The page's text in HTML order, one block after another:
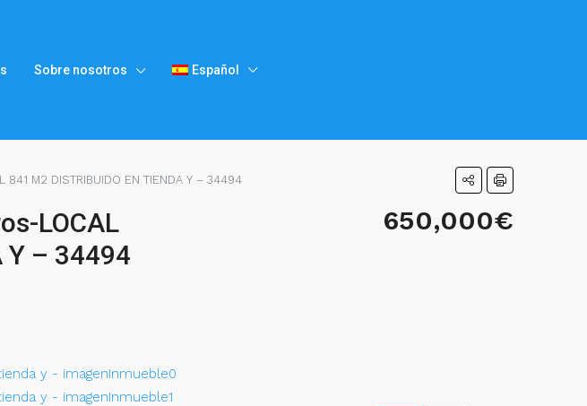
Sobre nosotros Español
M2 DISTRIBUIDO EN TIENDA Y – 34494
LOCAL
Y – 34494
650,000€